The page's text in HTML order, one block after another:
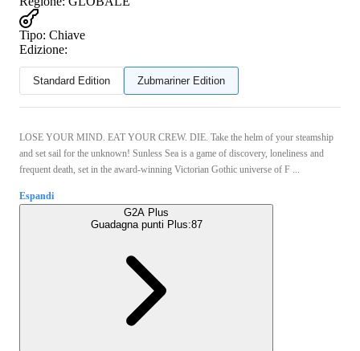
Tipo: Chiave
Edizione:
Standard Edition Zubmariner Edition
LOSE YOUR MIND. EAT YOUR CREW. DIE. Take the helm of your steamship
and set sail for the unknown! Sunless Sea is a game of discovery, loneliness and
frequent death, set in the award-winning Victorian Gothic universe of F ...
Espandi
G2A Plus
Guadagna punti Plus:87